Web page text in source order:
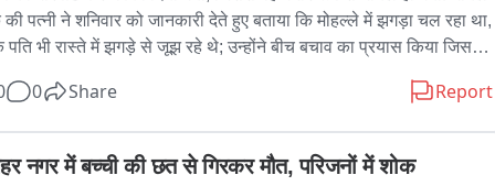
वीडियो में कुछ लोग महिला को कथित तौर पर ‘डायन’ बताते हुए दिखाई दे रहे
सामने आने के बाद मामला और चर्चा में आ गया है।
ने शुरू की जांच
पुलिस घटना के वास्तविक कारणों, मारपीट में शामिल लोगों और वायरल वीडियो
पत्नी ने शनिवार को जानकारी देते हुए बताया कि मोहल्ले में झगड़ा चल रहा था,
भी रास्ते में झगड़े से जूझ रहे थे; उन्होंने बीच बचाव का प्रयास किया जिसके
पुलिस थाने में शिकायत दर्ज करवाई गई है, पुलिस मामले की जांच कर रही है।
0 Share Report
नगर में बच्ची की छत से गिरकर मौत, परिजनों में शोक